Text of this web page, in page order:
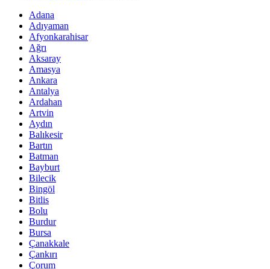
Adana
Adıyaman
Afyonkarahisar
Ağrı
Aksaray
Amasya
Ankara
Antalya
Ardahan
Artvin
Aydın
Balıkesir
Bartın
Batman
Bayburt
Bilecik
Bingöl
Bitlis
Bolu
Burdur
Bursa
Çanakkale
Çankırı
Çorum